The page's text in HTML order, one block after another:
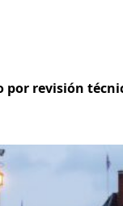
por revisión